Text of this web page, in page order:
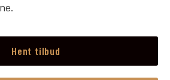
Hent tilbud